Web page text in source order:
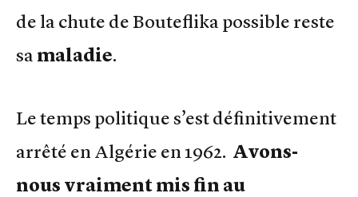
de la chute de Bouteflika possible reste
sa maladie.
Le temps politique s’est définitivement
arrêté en Algérie en 1962. Avons-
nous vraiment mis fin au